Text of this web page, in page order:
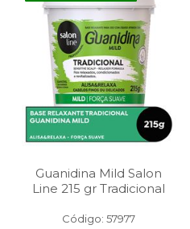
Guanidina Mild Salon
Line 215 gr Tradicional
Código: 57977